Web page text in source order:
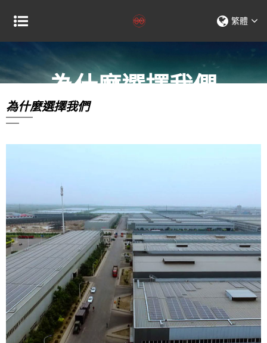
繁體
為什麼選擇我們
為什麼選擇我們